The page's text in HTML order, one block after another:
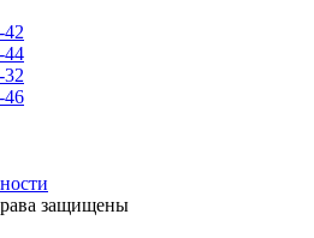
44
46
защищены